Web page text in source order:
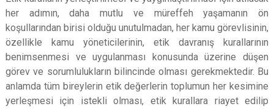
her adımın, daha mutlu ve müreffeh yaşamanın ön
koşullarından birisi olduğu unutulmadan, her kamu görevlisinin,
özellikle kamu yöneticilerinin, etik davranış kurallarının
benimsenmesi ve uygulanması konusunda üzerine düşen
görev ve sorumlulukların bilincinde olması gerekmektedir. Bu
anlamda tüm bireylerin etik değerlerin toplumun her kesimine
yerleşmesi için istekliolması, etik kurallara riayet edilip